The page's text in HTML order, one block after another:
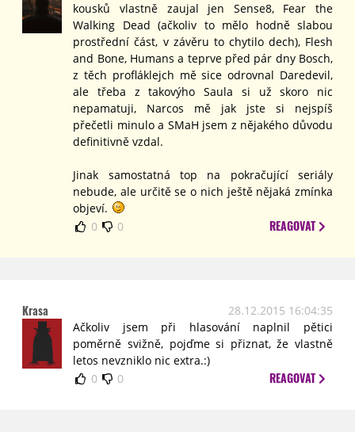
kousků vlastně zaujal jen Sense8, Fear the
Walking Dead (ačkoliv to mělo hodně slabou
prostřední část, v závěru to chytilo dech), Flesh
and Bone, Humans a teprve před pár dny Bosch,
z těch profláklejch mě sice odrovnal Daredevil,
ale třeba z takovýho Saula si už skoro nic
nepamatuji, Narcos mě jak jste si nejspíš
přečetli minulo a SMaH jsem z nějakého důvodu
definitivně vzdal.
Jinak samostatná top na pokračující seriály
nebude, ale určitě se o nich ještě nějaká zmínka
objeví.
0
0 REAGOVAT
Krasa
28.12.2015 16:04:35
Ačkoliv jsem při hlasování naplnil pětici
poměrně svižně, pojďme si přiznat, že vlastně
letos nevzniklo nic extra.:)
0
0 REAGOVAT